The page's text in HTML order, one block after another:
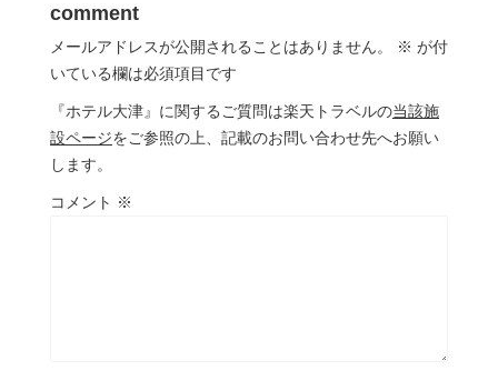
comment
メールアドレスが公開されることはありません。 ※ が付
いている欄は必須項目です
『ホテル大津』に関するご質問は楽天トラベルの当該施
設ページをご参照の上、記載のお問い合わせ先へお願い
します。
コメント ※